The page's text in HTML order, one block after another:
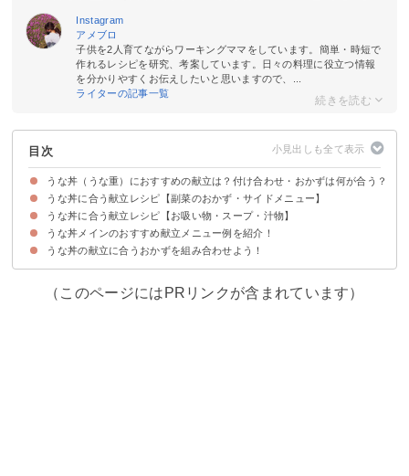
Instagram
アメブロ
子供を2人育てながらワーキングママをしています。簡単・時短で
作れるレシピを研究、考案しています。日々の料理に役立つ情報
を分かりやすくお伝えしたいと思いますので、...
ライターの記事一覧
目次
うな丼（うな重）におすすめの献立は？付け合わせ・おかずは何が合う？
うな丼に合う献立レシピ【副菜のおかず・サイドメニュー】
①きゅうりとたこの酢の物
②ツナと大根のサラダ
③春雨ともやしの中華サラダ
④豆腐サラダ
⑤茶碗蒸し
⑥オクラの昆布締め
⑦いんげんの胡麻和え
⑧出汁巻き卵
⑨きゅうりの漬物
うな丼に合う献立レシピ【お吸い物・スープ・汁物】
①大根とえのきだけの味噌汁
②簡単しじみ味噌汁
③わかめスープ
④和風もやしスープ
⑤ほうれん草のかきたま汁
⑥白菜と春雨のスープ
うな丼メインのおすすめ献立メニュー例を紹介！
献立メニュー例①〜見栄えよく豪華な夕食としておすすめ〜
献立メニュー例②〜ヘルシーなのでダイエット中におすすめ〜
献立メニュー例③〜和食ご膳を楽しみたい人におすすめ〜
うな丼の献立に合うおかずを組み合わせよう！
（このページにはPRリンクが含まれています）